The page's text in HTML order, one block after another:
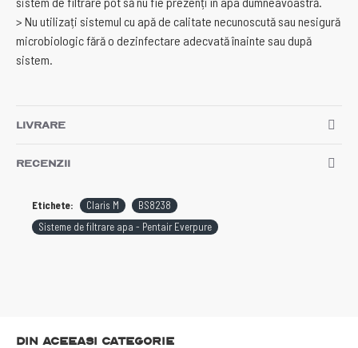
> Nu utilizați sistemul cu apă de calitate necunoscută sau nesigură
microbiologic fără o dezinfectare adecvată înainte sau după
sistem.
LIVRARE
RECENZII
Etichete: Claris M
BS8238
Sisteme de filtrare apa - Pentair Everpure
Din aceeasi categorie